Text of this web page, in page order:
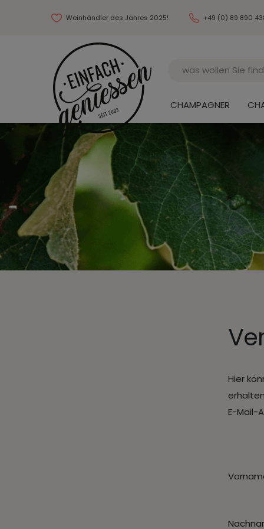
Weinhändler des Jahres 2025! +49 (0) 89 890
CHAMPAGNER
Hier
E-Mail-